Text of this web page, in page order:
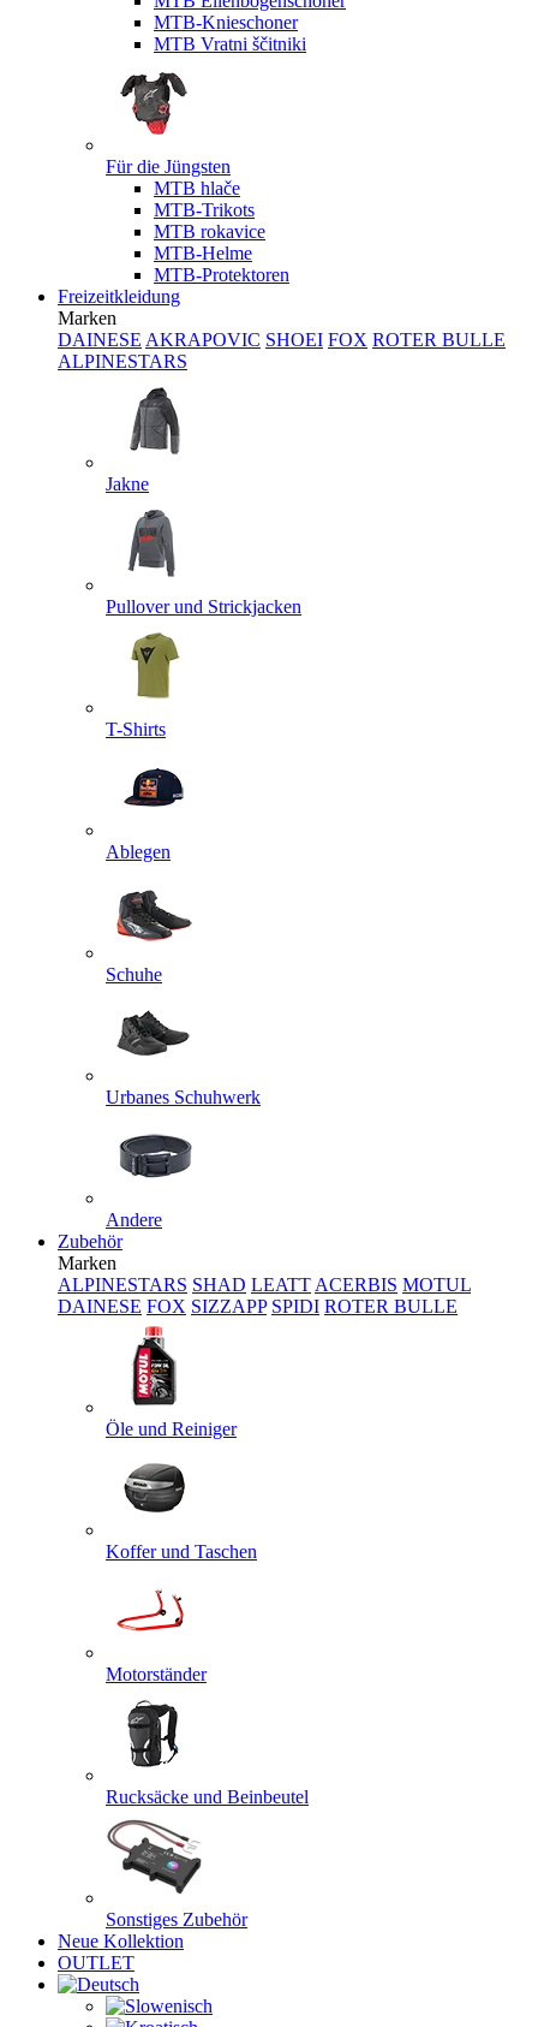
MTB-Knieschoner
MTB Vratni ščitniki
Für die Jüngsten
MTB hlače
MTB-Trikots
MTB rokavice
MTB-Helme
MTB-Protektoren
Freizeitkleidung
Marken
DAINESE AKRAPOVIC SHOEI FOX ROTER BULLE
ALPINESTARS
Jakne
Pullover und Strickjacken
T-Shirts
Ablegen
Schuhe
Urbanes Schuhwerk
Andere
Zubehör
Marken
ALPINESTARS SHAD LEATT ACERBIS MOTUL
DAINESE FOX SIZZAPP SPIDI ROTER BULLE
Öle und Reiniger
Koffer und Taschen
Motorständer
Rucksäcke und Beinbeutel
Sonstiges Zubehör
Neue Kollektion
OUTLET